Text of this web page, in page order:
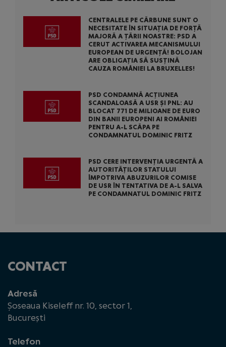
CENTRALELE PE CĂRBUNE SUNT O
NECESITATE ÎN SITUAȚIA DE FORȚĂ
MAJORĂ A ȚĂRII NOASTRE: PSD A
CERUT ACTIVAREA MECANISMULUI
EUROPEAN DE URGENȚĂ! BOLOJAN
ARE OBLIGAȚIA SĂ SUSȚINĂ
CAUZA ROMÂNIEI LA BRUXELLES!
PSD CONDAMNĂ ACȚIUNEA
SCANDALOASĂ A USR ȘI PNL: AU
BLOCAT 771 DE MILIOANE DE EURO
DIN BANII EUROPENI AI ROMÂNIEI
PENTRU A-L SCĂPA PE
CONDAMNATUL DOMINIC FRITZ
PSD CERE INTERVENȚIA URGENTĂ A
AUTORITĂȚILOR STATULUI
ÎMPOTRIVA ABUZURILOR COMISE
DE USR ÎN TENTATIVA DE A-L SALVA
PE CONDAMNATUL DOMINIC FRITZ
CONTACT
Adresă
Șoseaua Kiseleff nr. 10, sector 1,
București
Telefon